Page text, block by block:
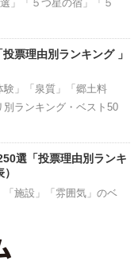
」「５つ星の宿」「５
票理由別ランキング 」
験」「泉質」「郷土料
ランキング・ベスト50
選「投票理由別ランキ
「施設」「雰囲気」のベ